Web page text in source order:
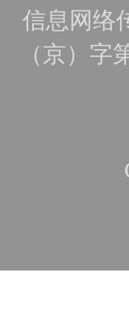
信息网络
（京）字